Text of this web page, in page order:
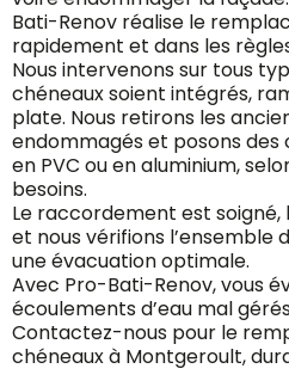
Bati-Renov réalise le
rapidement et dans les
Nous intervenons sur tous
chéneaux soient intégrés,
plate. Nous retirons les
endommagés et posons des
en PVC ou en aluminium,
besoins.
Le raccordement est
et nous vérifions l’ensemble
une évacuation optimale.
Avec Pro-Bati-Renov, vous
écoulements d’eau mal
Contactez-nous pour le
chéneaux à Montgeroult,